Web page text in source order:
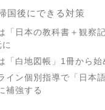
国後にできる対策
「日本の教科書＋観察
に
「白地図帳」1冊から始
イン個別指導で「日本語
補強する